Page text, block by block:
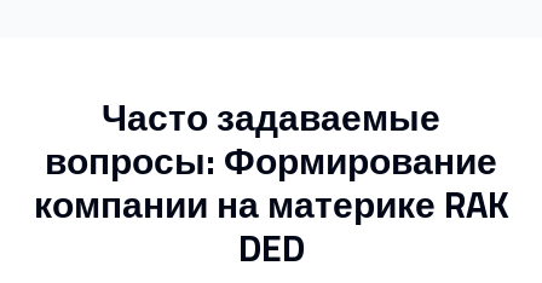
Часто задаваемые
вопросы: Формирование
компании на материке RAK
DED